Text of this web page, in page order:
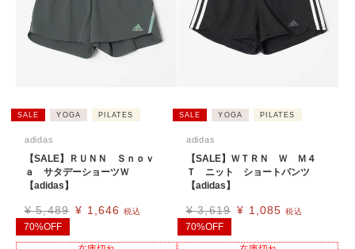
SALE YOGA PILATES
adidas
【SALE】ＲＵＮＮ Ｓｎｏｖ
ａ サタデーショーツＷ
【adidas】
¥ 5,489 ¥ 1,646 税込
70%OFF
SALE YOGA PILATES
adidas
【SALE】ＷＴＲＮ Ｗ Ｍ４
Ｔ ニット ショートパンツ
【adidas】
¥ 3,619 ¥ 1,085 税込
70%OFF